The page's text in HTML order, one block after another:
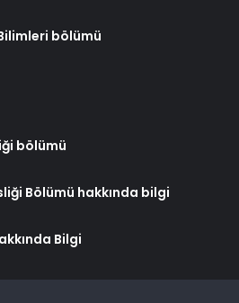
bölümü
bölümü
Bölümü hakkında bilgi
Bilgi